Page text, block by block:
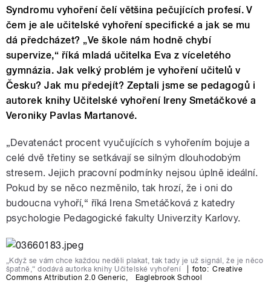
Syndromu vyhoření čelí většina pečujících profesí. V
čem je ale učitelské vyhoření specifické a jak se mu
dá předcházet? „Ve škole nám hodně chybí
supervize,“ říká mladá učitelka Eva z víceletého
gymnázia. Jak velký problém je vyhoření učitelů v
Česku? Jak mu předejít? Zeptali jsme se pedagogů i
autorek knihy Učitelské vyhoření Ireny Smetáčkové a
Veroniky Pavlas Martanové.
„Devatenáct procent vyučujících s vyhořením bojuje a
celé dvě třetiny se setkávají se silným dlouhodobým
stresem. Jejich pracovní podmínky nejsou úplně ideální.
Pokud by se něco nezměnilo, tak hrozí, že i oni do
budoucna vyhoří,“ říká Irena Smetáčková z katedry
psychologie Pedagogické fakulty Univerzity Karlovy.
„Když se vám chce každou neděli plakat, tak tady je už signál, že je něco
špatně,“ dodává autorka knihy Učitelské vyhoření
foto: Creative
Commons Attribution 2.0 Generic, Eaglebrook School